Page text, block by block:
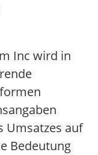
Inc wird in
Umsatzes auf
Bedeutung